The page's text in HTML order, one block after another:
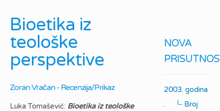
Bioetika iz
teološke
perspektive
Zoran Vračan - Recenzija/Prikaz
Luka Tomašević: Bioetika iz teološke
NOVA
2003. godina
.
|_ Broj